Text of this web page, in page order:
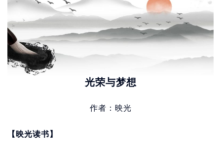
光荣与梦想
作者：映光
【映光读书】